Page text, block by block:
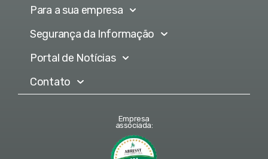
Para a sua empresa
Segurança da Informação
Portal de Notícias
Contato
Empresa
associada: